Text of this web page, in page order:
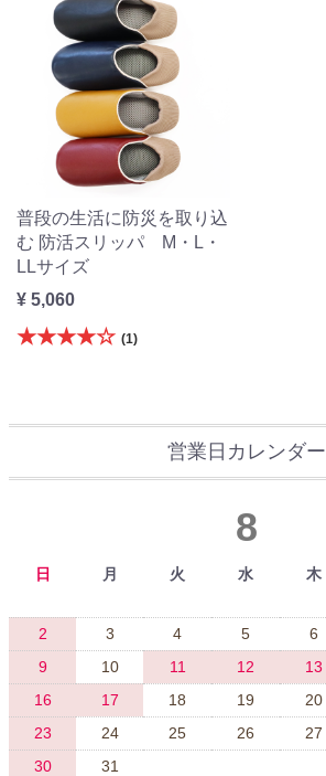
普段の生活に防災を取り込
む 防活スリッパ M・L・
LLサイズ
¥ 5,060
★★★★☆ (1)
営業日カレンダー
8
日 月 火 水 木
2
3 4 5 6
9
10 11 12 13
16
17 18 19 20
23
24 25 26 27
30
31